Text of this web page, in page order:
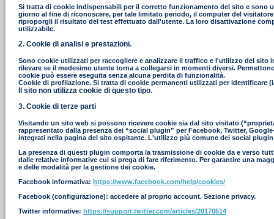
Si tratta di cookie indispensabili per il corretto funzionamento del sito e sono
giorno al fine di riconoscere, per tale limitato periodo, il computer del
riproporgli il risultato del test effettuato dall'utente. La loro disattivazione
utilizzabile.
2. Cookie di analisi e prestazioni.
Sono cookie utilizzati per raccogliere e analizzare il traffico e l'utilizzo del
rilevare se il medesimo utente torna a collegarsi in momenti diversi.
cookie può essere eseguita senza alcuna perdita di funzionalità.
Cookie di profilazione. Si tratta di cookie permanenti utilizzati per identificare
Il sito non utilizza cookie di questo tipo.
3. Cookie di terze parti
Visitando un sito web si possono ricevere cookie sia dal sito visitato
rappresentato dalla presenza dei “social plugin” per Facebook, Twitter,
integrati nella pagina del sito ospitante. L'utilizzo più comune dei social
La presenza di questi plugin comporta la trasmissione di cookie da e verso
dalle relative informative cui si prega di fare riferimento. Per garantire una
e delle modalità per la gestione dei cookie.
Facebook informativa: https://www.facebook.com/help/cookies/
Facebook (configurazione): accedere al proprio account. Sezione privacy.
Twitter informative: https://support.twitter.com/articles/20170514